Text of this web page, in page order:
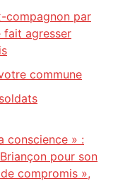
compagnon par
fait agresser
commune
conscience » :
pour son
compromis »,